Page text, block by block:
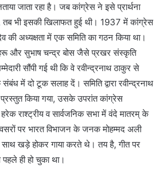
जाता रहा है। जब कांग्रेस ने इसे प्रार्थना
तब भी इसकी खिलाफत हुई थी। 1937 में कांग्रेस
की अध्यक्षता में एक समिति का गठन किया था।
और सुभाष चन्द्र बोस जैसे प्रखर संस्कृति
सौंपी गई थी कि वे रवीन्द्रनाथ ठाकुर से
में दो टूक सलाह दें। समिति द्वारा रवीन्द्रनाथ
प्रस्तुत किया गया, उसके उपरांत कांग्रेस
हरेक राश्ट्रीय व सार्वजनिक सभा में वंदे मातरम् के
पर भारत विभाजन के जनक मोहम्मद अली
खड़े होकर गाया करते थे। तय है, गीत पर
ही हो चुका था।